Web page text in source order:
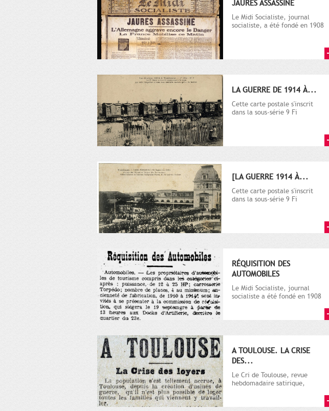
JAURÈS ASSASSINÉ
Le Midi Socialiste, journal
socialiste, a été fondé en 1908
LA GUERRE DE 1914 À...
Cette carte postale s'inscrit
dans la sous-série 9 Fi
[LA GUERRE 1914 À...
Cette carte postale s'inscrit
dans la sous-série 9 Fi
RÉQUISITION DES
AUTOMOBILES
Le Midi Socialiste, journal
socialiste a été fondé en 1908
A TOULOUSE. LA CRISE
DES...
Le Cri de Toulouse, revue
hebdomadaire satirique,